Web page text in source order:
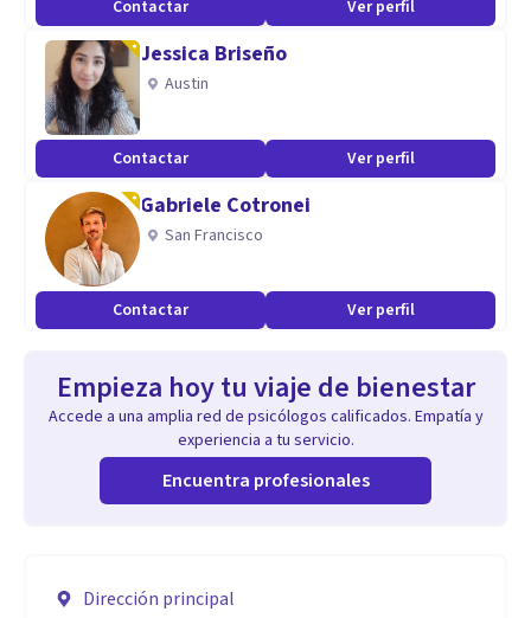
Contactar Ver perfil
Jessica Briseño
Austin
Contactar Ver perfil
Gabriele Cotronei
San Francisco
Contactar Ver perfil
Empieza hoy tu viaje de bienestar
Accede a una amplia red de psicólogos calificados. Empatía y
experiencia a tu servicio.
Encuentra profesionales
Dirección principal